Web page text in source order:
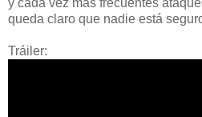
y cada vez más frecuentes
queda claro que nadie está
Tráiler: